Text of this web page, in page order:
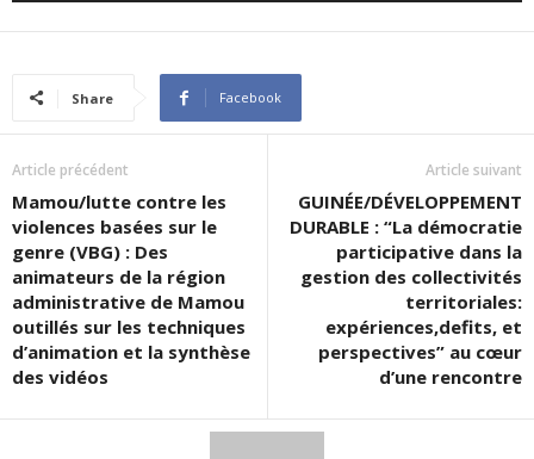
Share Facebook
Article précédent
Mamou/lutte contre les
violences basées sur le
genre (VBG) : Des
animateurs de la région
administrative de Mamou
outillés sur les techniques
d’animation et la synthèse
des vidéos
Article suivant
GUINÉE/DÉVELOPPEMENT
DURABLE : “La démocratie
participative dans la
gestion des collectivités
territoriales:
expériences,defits, et
perspectives” au cœur
d’une rencontre